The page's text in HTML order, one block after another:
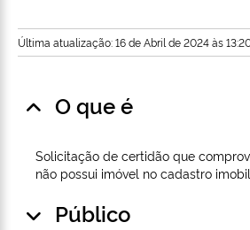
Última atualização: 16 de Abril de 2024 às
O que é
Solicitação de certidão que
não possui imóvel no cadastro
Público